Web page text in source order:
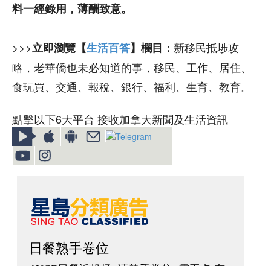
料一經錄用，薄酬致意。
>>>立即瀏覽【生活百答】欄目： 新移民抵埗攻
略，老華僑也未必知道的事，移民、工作、居住、
食玩買、交通、報稅、銀行、福利、生育、教育。
點擊以下6大平台 接收加拿大新聞及生活資訊